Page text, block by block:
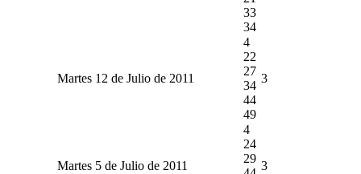
33
34
Martes 12 de Julio de 2011
4
22
27
34
44
49
3
Martes 5 de Julio de 2011
4
24
29
3